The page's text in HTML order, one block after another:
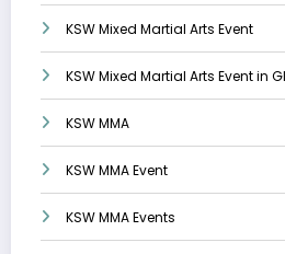
KSW Mixed Martial Arts Event
KSW Mixed Martial Arts Event in
KSW MMA
KSW MMA Event
KSW MMA Events